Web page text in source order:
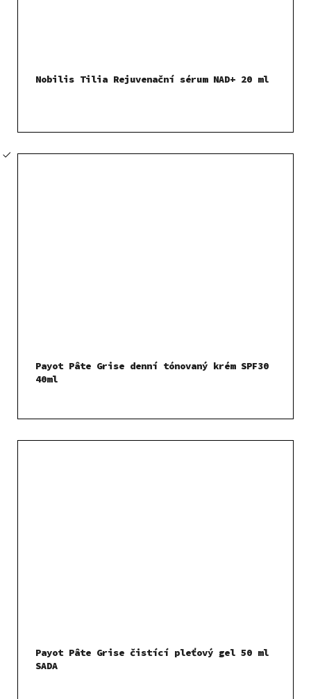
Nobilis Tilia Rejuvenační sérum NAD+ 20 ml
Payot Pâte Grise denní tónovaný krém SPF30
40ml
Payot Pâte Grise čistící pleťový gel 50 ml
SADA